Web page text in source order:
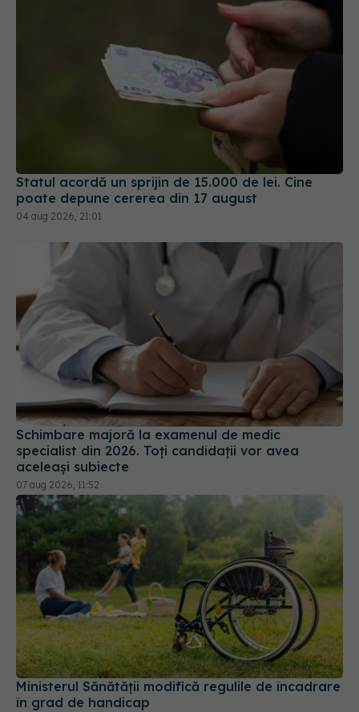
Statul acordă un sprijin de 15.000 de lei. Cine
poate depune cererea din 17 august
04 aug 2026, 21:01
Schimbare majoră la examenul de medic
specialist din 2026. Toți candidații vor avea
aceleași subiecte
07 aug 2026, 11:52
Ministerul Sănătății modifică regulile de încadrare
în grad de handicap